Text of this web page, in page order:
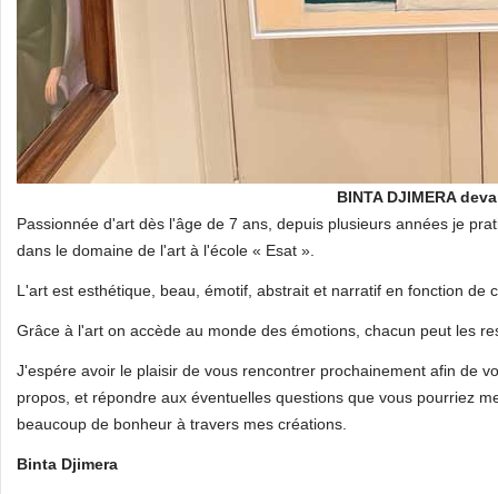
BINTA DJIMERA
Passionnée d'art dès l'âge de 7 ans, depuis plusieurs années je
dans le domaine de l'art à l'école « Esat ».
L'art est esthétique, beau, émotif, abstrait et narratif en fonction de
Grâce à l'art on accède au monde des émotions, chacun peut les
J'espére avoir le plaisir de vous rencontrer prochainement afin de
propos, et répondre aux éventuelles questions que vous pourriez
beaucoup de bonheur à travers mes créations.
Binta Djimera